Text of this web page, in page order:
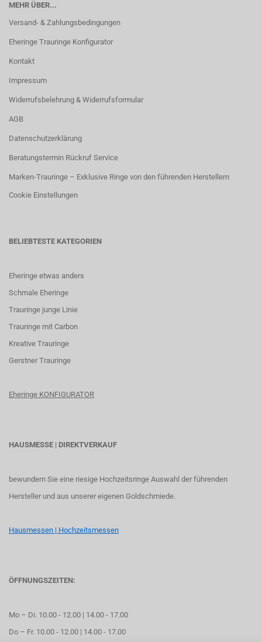
MEHR ÜBER...
Versand- & Zahlungsbedingungen
Eheringe Trauringe Konfigurator
Kontakt
Impressum
Widerrufsbelehrung & Widerrufsformular
AGB
Datenschutzerklärung
Beratungstermin Rückruf Service
Marken-Trauringe – Exklusive Ringe von den führenden Herstellern
Cookie Einstellungen
BELIEBTESTE KATEGORIEN
Eheringe etwas anders
Schmale Eheringe
Trauringe junge Linie
Trauringe mit Carbon
Kreative Trauringe
Gerstner Trauringe
Eheringe KONFIGURATOR
HAUSMESSE | DIREKTVERKAUF
bewundern Sie eine riesige Hochzeitsringe Auswahl der führenden
Hersteller und aus unserer eigenen Goldschmiede.
Hausmessen | Hochzeitsmessen
ÖFFNUNGSZEITEN:
Mo – Di. 10.00 - 12.00 | 14.00 - 17.00
Do – Fr. 10.00 - 12.00 | 14.00 - 17.00